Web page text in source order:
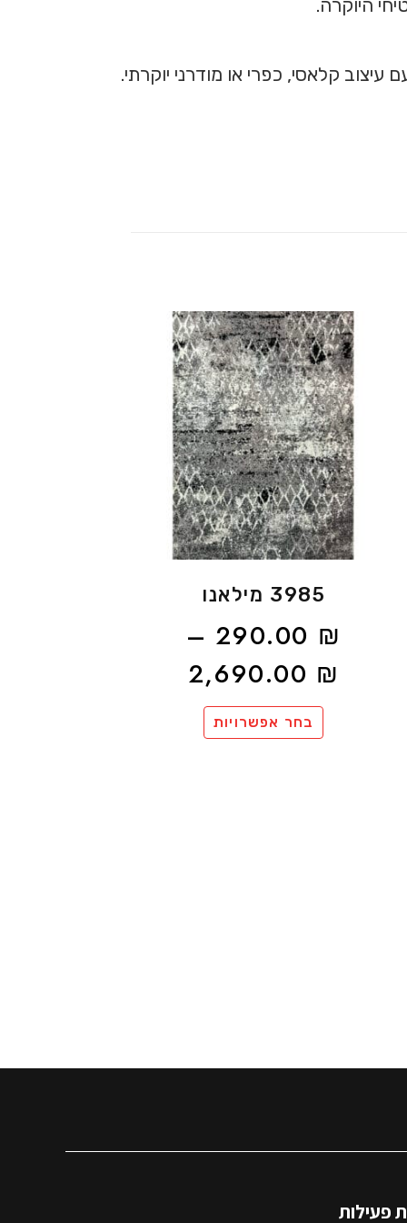
היוקרה.
קלאסי, כפרי או מודרני יוקרתי.
3985 מילאנו
290.00 ₪
–
2,690.00 ₪
בחר אפשרויות
פעילות